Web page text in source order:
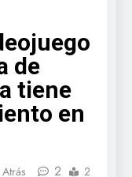
de
tiene
en
2
2